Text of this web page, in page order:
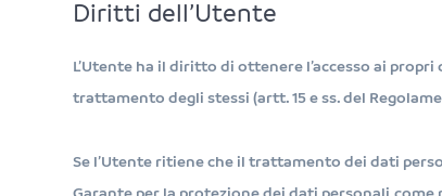
Diritti dell’Utente
L’Utente ha il diritto di ottenere l’accesso ai
trattamento degli stessi (artt. 15 e ss. del
Se l’Utente ritiene che il trattamento dei dati